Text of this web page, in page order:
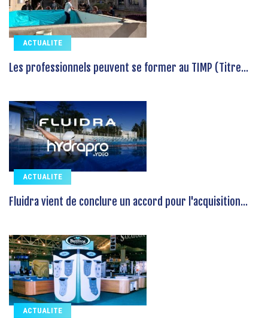
ACTUALITE
Les professionnels peuvent se former au TIMP (Titre...
ACTUALITE
Fluidra vient de conclure un accord pour l'acquisition...
ACTUALITE